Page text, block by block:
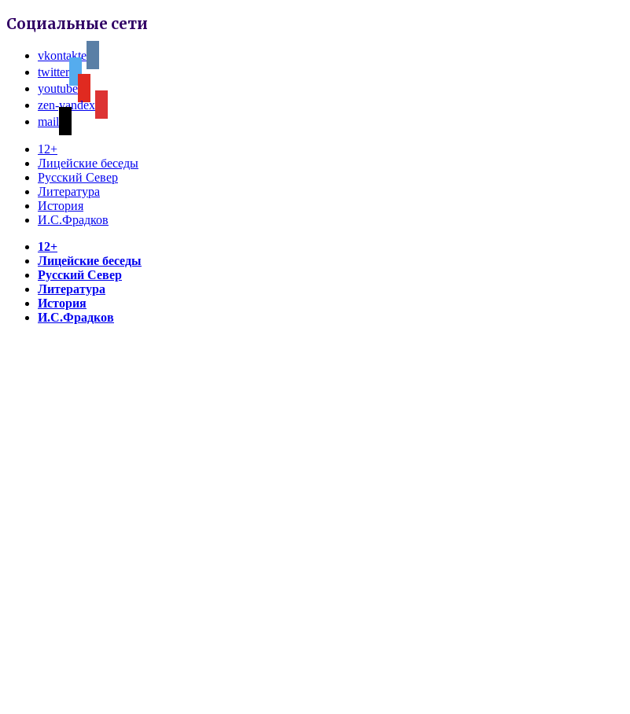
Социальные сети
vkontakte
twitter
youtube
zen-yandex
mail
12+
Лицейские беседы
Русский Север
Литература
История
И.С.Фрадков
12+
Лицейские беседы
Русский Север
Литература
История
И.С.Фрадков